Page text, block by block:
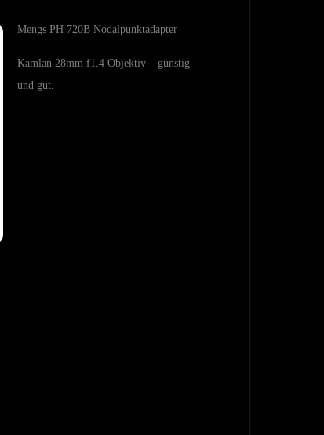
Mengs PH 720B Nodalpunktadapter
Kamlan 28mm f1.4 Objektiv – günstig
und gut.